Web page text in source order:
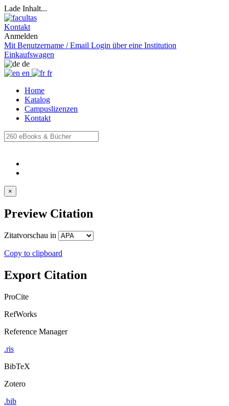
Lade Inhalt...
Kontakt
Anmelden
Mit Benutzername / Email Login über eine Institution
Einkaufswagen
de
en
fr
Home
Katalog
Campuslizenzen
Kontakt
×
Preview Citation
Zitatvorschau in
Copy to clipboard
Export Citation
ProCite
RefWorks
Reference Manager
.ris
BibTeX
Zotero
.bib